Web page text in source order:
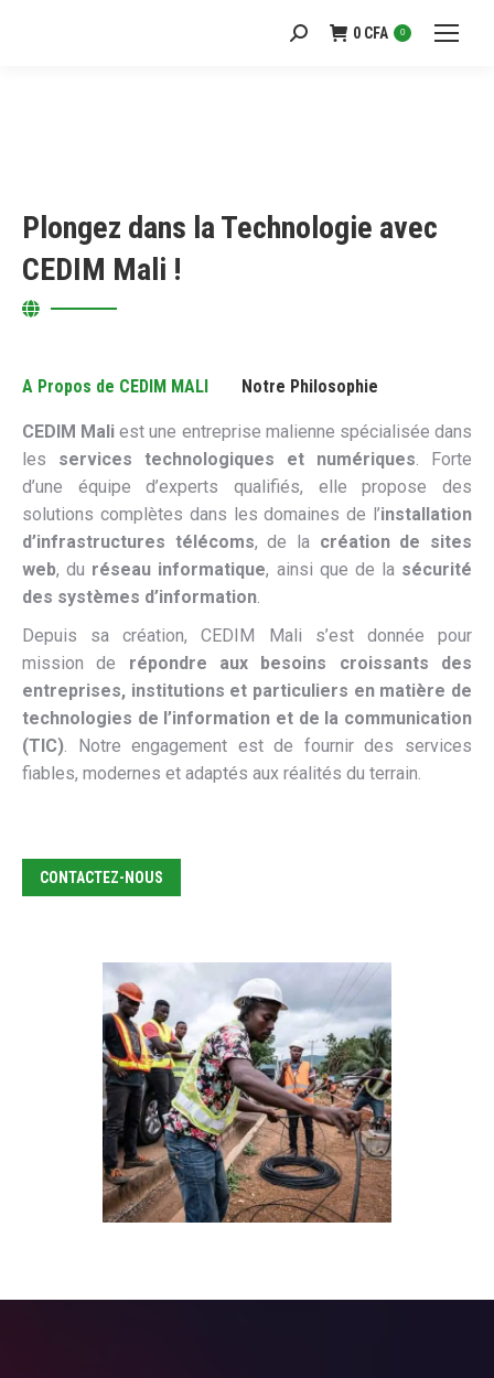
Recherche
0 CFA 0
Plongez dans la Technologie avec
CEDIM Mali !
A Propos de CEDIM MALI Notre Philosophie
CEDIM Mali est une entreprise malienne spécialisée dans
les services technologiques et numériques. Forte
d’une équipe d’experts qualifiés, elle propose des
solutions complètes dans les domaines de l’installation
d’infrastructures télécoms, de la création de sites
web, du réseau informatique, ainsi que de la sécurité
des systèmes d’information.
Depuis sa création, CEDIM Mali s’est donnée pour
mission de répondre aux besoins croissants des
entreprises, institutions et particuliers en matière de
technologies de l’information et de la communication
(TIC). Notre engagement est de fournir des services
fiables, modernes et adaptés aux réalités du terrain.
CONTACTEZ-NOUS